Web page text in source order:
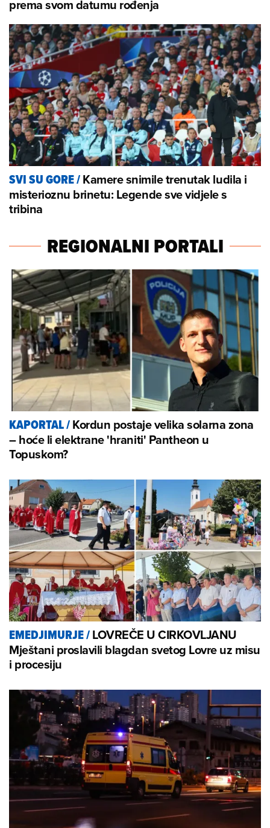
prema svom datumu rođenja
SVI SU GORE/Kamere snimile trenutak ludila i
misterioznu brinetu: Legende sve vidjele s
tribina
REGIONALNI PORTALI
KAPORTAL/Kordun postaje velika solarna zona
– hoće li elektrane 'hraniti' Pantheon u
Topuskom?
EMEDJIMURJE/LOVREČE U CIRKOVLJANU
Mještani proslavili blagdan svetog Lovre uz misu
i procesiju